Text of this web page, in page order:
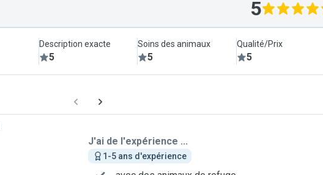
5
Description exacte
5
Soins des animaux
5
Qualité/Prix
5
J'ai de l'expérience ...
1-5 ans d'expérience